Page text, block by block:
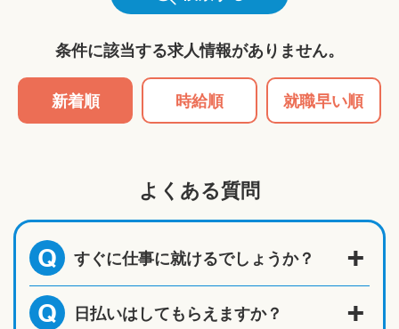
条件に該当する求人情報がありません。
新着順 時給順 就職早い順
よくある質問
Q すぐに仕事に就けるでしょうか？
Q 日払いはしてもらえますか？